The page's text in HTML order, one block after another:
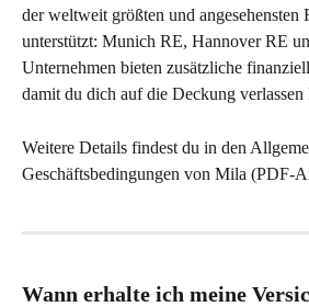
der weltweit größten und angesehensten
unterstützt: Munich RE, Hannover RE
Unternehmen bieten zusätzliche
damit du dich auf die Deckung verlassen
Weitere Details findest du in den
Geschäftsbedingungen von Mila (PDF-
Wann erhalte ich meine